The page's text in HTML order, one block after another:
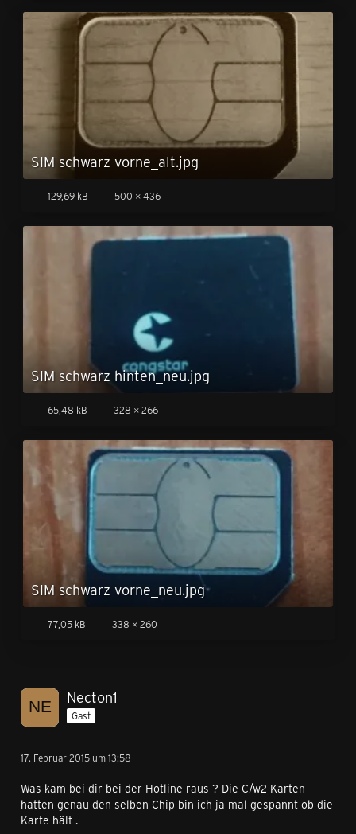
SIM schwarz vorne_alt.jpg
129,69 kB 500 × 436
SIM schwarz hinten_neu.jpg
65,48 kB 328 × 266
SIM schwarz vorne_neu.jpg
77,05 kB 338 × 260
Necton1
Gast
17. Februar 2015 um 13:58
Was kam bei dir bei der Hotline raus ? Die C/w2 Karten
hatten genau den selben Chip bin ich ja mal gespannt ob die
Karte hält .